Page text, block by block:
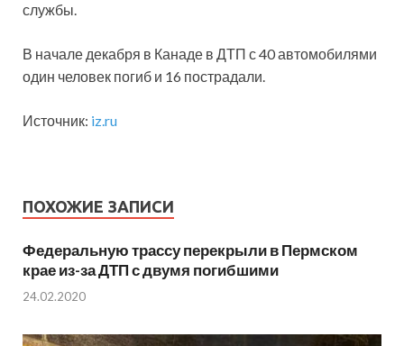
службы.
В начале декабря в Канаде в ДТП с 40 автомобилями
один человек погиб и 16 пострадали.
Источник: iz.ru
ПОХОЖИЕ ЗАПИСИ
Федеральную трассу перекрыли в Пермском
крае из-за ДТП с двумя погибшими
24.02.2020